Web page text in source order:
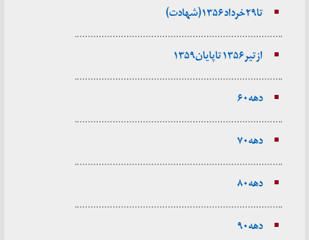
تا ۲۹ خرداد ۱۳۵۶ (شهادت)
از تیر ۱۳۵۶ تا پایان ۱۳۵۹
دهه ۶۰
دهه ۷۰
دهه ۸۰
دهه ۹۰